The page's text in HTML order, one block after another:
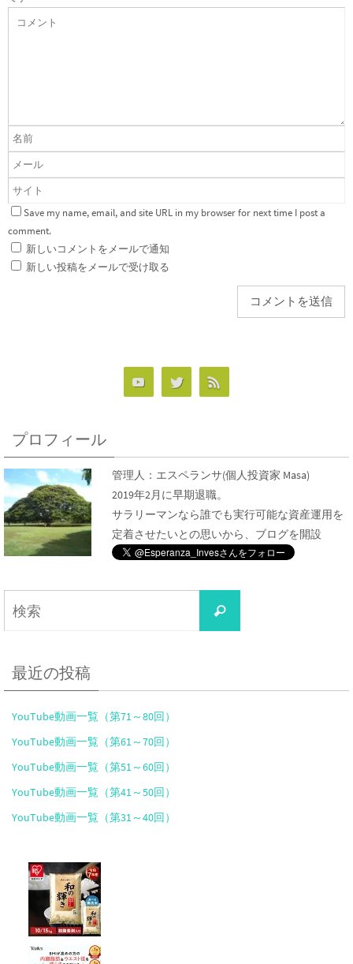
Save my name, email, and site URL in my browser for next time I post a
comment.
新しいコメントをメールで通知
新しい投稿をメールで受け取る
プロフィール
管理人： エスペランサ(個人投資家 Masa)
2019年2月に早期退職。
サラリーマンなら誰でも実行可能な資産運用を
定着させたいとの思いから、ブログを開設
検
索
最近の投稿
YouTube動画一覧（第71～80回）
YouTube動画一覧（第61～70回）
YouTube動画一覧（第51～60回）
YouTube動画一覧（第41～50回）
YouTube動画一覧（第31～40回）